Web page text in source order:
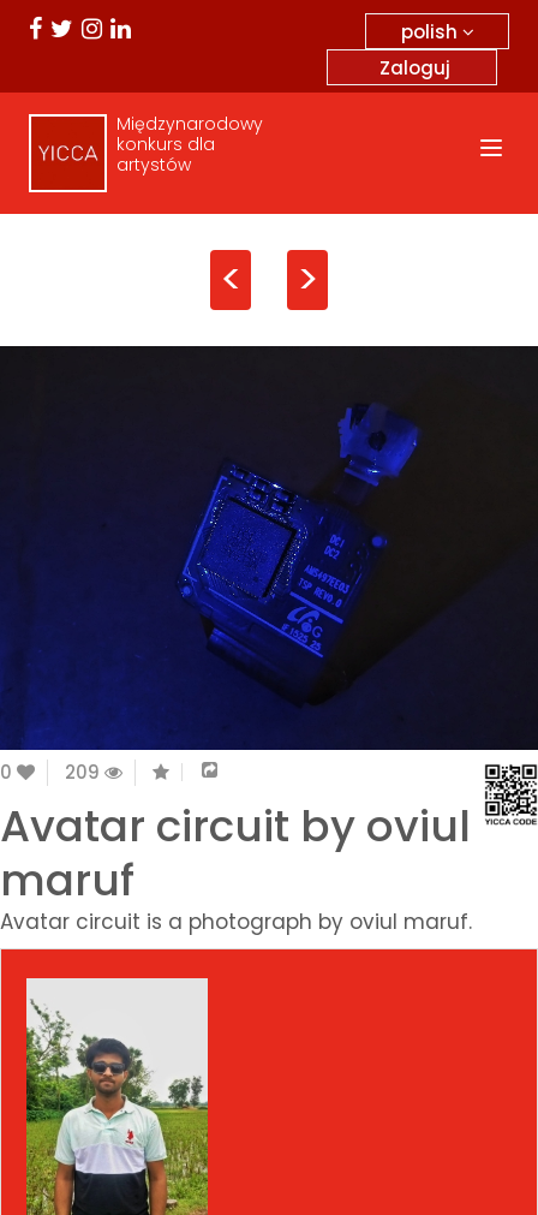
polish
Zaloguj
Międzynarodowy
konkurs dla
artystów
< >
0 209
Avatar circuit by oviul
maruf
Avatar circuit is a photograph by oviul maruf.